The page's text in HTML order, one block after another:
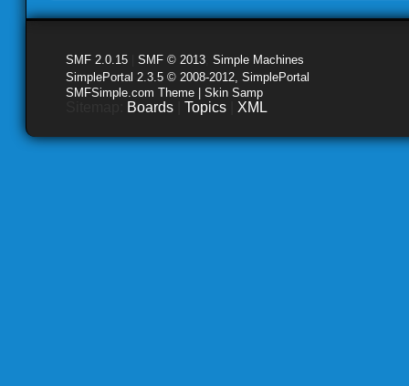
SMF 2.0.15 SMF © 2013 Simple Machines
SimplePortal 2.3.5 © 2008-2012, SimplePortal
SMFSimple.com Theme | Skin Samp
Boards Topics XML